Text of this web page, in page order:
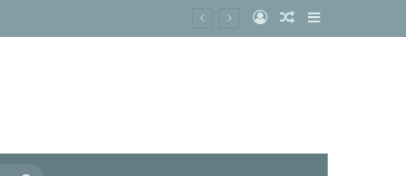
köhögésének enyhítésére? BelépésVéletlen cikk